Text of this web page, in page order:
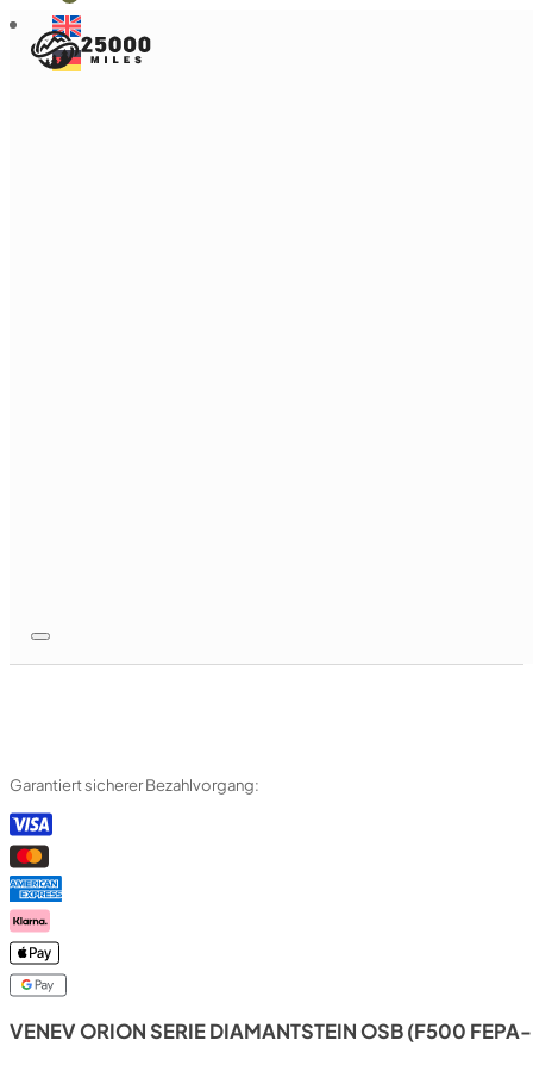
VENEV ORION SERIE DIAMANTSTEIN OSB (F500
Garantiert sicherer Bezahlvorgang: